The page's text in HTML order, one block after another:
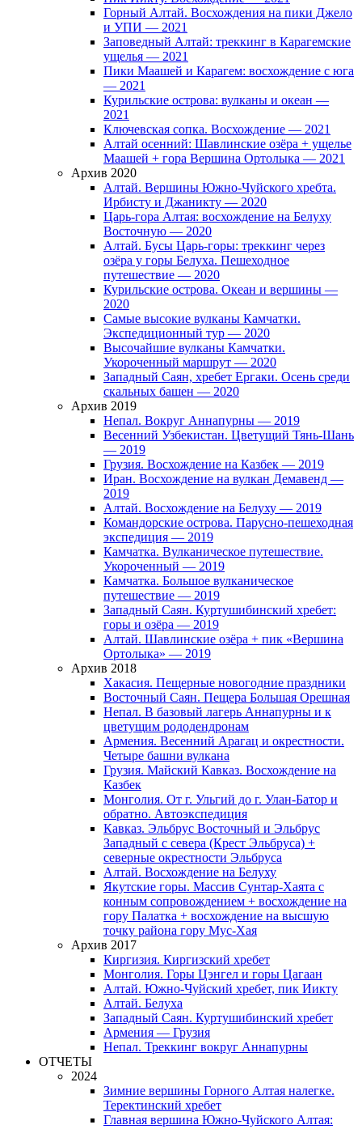
Горный Алтай. Восхождения на пики Джело
и УПИ — 2021
Заповедный Алтай: треккинг в Карагемские
ущелья — 2021
Пики Маашей и Карагем: восхождение с юга
— 2021
Курильские острова: вулканы и океан —
2021
Ключевская сопка. Восхождение — 2021
Алтай осенний: Шавлинские озёра + ущелье
Маашей + гора Вершина Ортолыка — 2021
Архив 2020
Алтай. Вершины Южно-Чуйского хребта.
Ирбисту и Джаникту — 2020
Царь-гора Алтая: восхождение на Белуху
Восточную — 2020
Алтай. Бусы Царь-горы: треккинг через
озёра у горы Белуха. Пешеходное
путешествие — 2020
Курильские острова. Океан и вершины —
2020
Самые высокие вулканы Камчатки.
Экспедиционный тур — 2020
Высочайшие вулканы Камчатки.
Укороченный маршрут — 2020
Западный Саян, хребет Ергаки. Осень среди
скальных башен — 2020
Архив 2019
Непал. Вокруг Аннапурны — 2019
Весенний Узбекистан. Цветущий Тянь-Шань
— 2019
Грузия. Восхождение на Казбек — 2019
Иран. Восхождение на вулкан Демавенд —
2019
Алтай. Восхождение на Белуху — 2019
Командорские острова. Парусно-пешеходная
экспедиция — 2019
Камчатка. Вулканическое путешествие.
Укороченный — 2019
Камчатка. Большое вулканическое
путешествие — 2019
Западный Саян. Куртушибинский хребет:
горы и озёра — 2019
Алтай. Шавлинские озёра + пик «Вершина
Ортолыка» — 2019
Архив 2018
Хакасия. Пещерные новогодние праздники
Восточный Саян. Пещера Большая Орешная
Непал. В базовый лагерь Аннапурны и к
цветущим рододендронам
Армения. Весенний Арагац и окрестности.
Четыре башни вулкана
Грузия. Майский Кавказ. Восхождение на
Казбек
Монголия. От г. Ульгий до г. Улан-Батор и
обратно. Автоэкспедиция
Кавказ. Эльбрус Восточный и Эльбрус
Западный с севера (Крест Эльбруса) +
северные окрестности Эльбруса
Алтай. Восхождение на Белуху
Якутские горы. Массив Сунтар-Хаята с
конным сопровождением + восхождение на
гору Палатка + восхождение на высшую
точку района гору Мус-Хая
Архив 2017
Киргизия. Киргизский хребет
Монголия. Горы Цэнгел и горы Цагаан
Алтай. Южно-Чуйский хребет, пик Иикту
Алтай. Белуха
Западный Саян. Куртушибинский хребет
Армения — Грузия
Непал. Треккинг вокруг Аннапурны
ОТЧЕТЫ
2024
Зимние вершины Горного Алтая налегке.
Теректинский хребет
Главная вершина Южно-Чуйского Алтая: